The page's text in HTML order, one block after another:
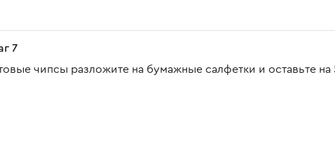
7
чипсы разложите на бумажные салфетки и оставьте на